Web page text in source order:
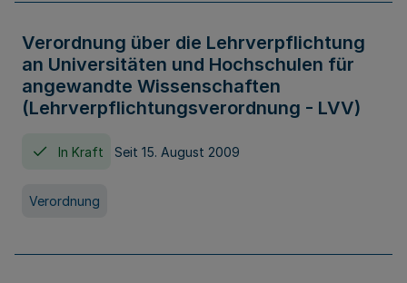
Verordnung über die Lehrverpflichtung
an Universitäten und Hochschulen für
angewandte Wissenschaften
(Lehrverpflichtungsverordnung - LVV)
In Kraft Seit 15. August 2009
Verordnung